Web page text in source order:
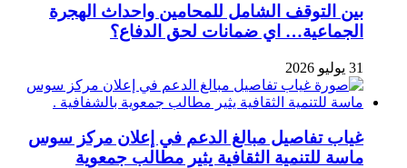
بين التوقف الشامل للمحامين واحداث الهجرة
الجماعية… اي ضمانات لحق الدفاع؟
31 يوليو 2026
غياب تفاصيل مبالغ الدعم في إعلان مركز سوس
ماسة للتنمية الثقافية يثير مطالب جمعوية